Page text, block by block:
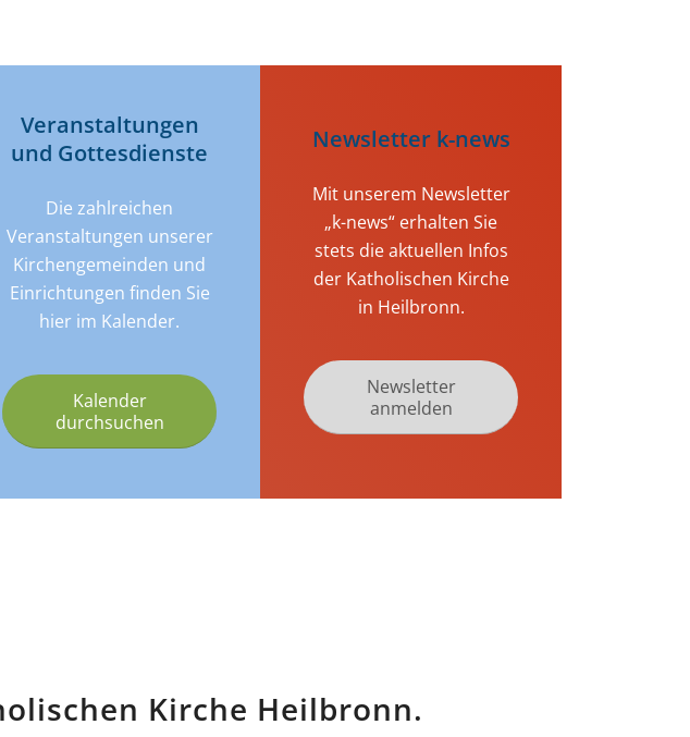
Veran­­staltungen
und Gottes­dienste
Die zahlreichen
Veranstaltungen unserer
Kirchengemeinden und
Einrichtungen finden Sie
hier im Kalender.
Kalender
durchsuchen
Newsletter k-news
Mit unserem Newsletter
„k-news“ erhalten Sie
stets die aktuellen Infos
der Katholischen Kirche
in Heilbronn.
Newsletter
anmelden
Kirche Heilbronn.